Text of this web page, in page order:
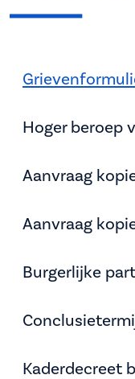
Hoger beroep
Aanvraag
Aanvraag
Burgerlijke
Kaderdecreet